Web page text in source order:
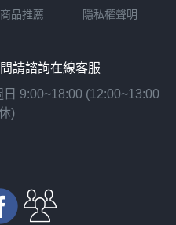
商品推薦 隱私權聲明
請諮詢在線客服
9:00~18:00 (12:00~13:00
)